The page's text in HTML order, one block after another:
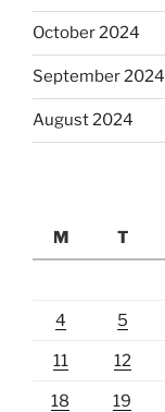
October 2024
September 2024
August 2024
M
T
4 5
11 12
18 19